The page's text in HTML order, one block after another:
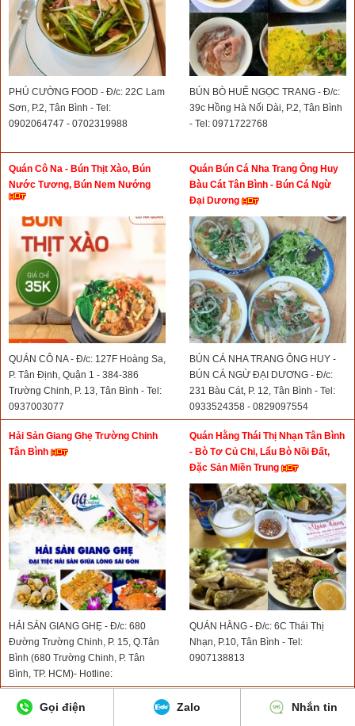
PHÚ CƯỜNG FOOD - Đ/c: 22C Lam
Sơn, P.2, Tân Bình - Tel:
0902064747 - 0702319988
BÚN BÒ HUẾ NGỌC TRANG - Đ/c:
39c Hồng Hà Nối Dài, P.2, Tân Bình
- Tel: 0971722768
Quán Cô Na - Bún Thịt Xào, Bún
Nước Tương, Bún Nem Nướng
QUÁN CÔ NA - Đ/c: 127F Hoàng Sa,
P. Tân Định, Quận 1 - 384-386
Trường Chinh, P. 13, Tân Bình - Tel:
0937003077
Quán Bún Cá Nha Trang Ông Huy
Bàu Cát Tân Bình - Bún Cá Ngừ
Đại Dương
BÚN CÁ NHA TRANG ÔNG HUY -
BÚN CÁ NGỪ ĐẠI DƯƠNG - Đ/c:
231 Bàu Cát, P. 12, Tân Bình - Tel:
0933524358 - 0829097554
Hải Sản Giang Ghẹ Trường Chinh
Tân Bình
HẢI SẢN GIANG GHẸ - Đ/c: 680
Đường Trường Chinh, P. 15, Q.Tân
Bình (680 Trường Chinh, P. Tân
Bình, TP. HCM)- Hotline:
0961727179
Quán Hằng Thái Thị Nhạn Tân Bình
- Bò Tơ Củ Chi, Lẩu Bò Nồi Đất,
Đặc Sản Miền Trung
QUÁN HẰNG - Đ/c: 6C Thái Thị
Nhạn, P.10, Tân Bình - Tel:
0907138813
Quán Phở Thành Nam Trường Sơn
Quán Phở Linh Phạm Văn Hai Tân
Gọi điện Zalo Nhắn tin